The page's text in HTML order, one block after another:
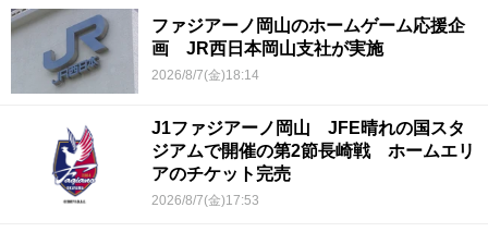
ファジアーノ岡山のホームゲーム応援企
画 JR西日本岡山支社が実施
2026/8/7(金)18:14
J1ファジアーノ岡山 JFE晴れの国スタ
ジアムで開催の第2節長崎戦 ホームエリ
アのチケット完売
2026/8/7(金)17:53